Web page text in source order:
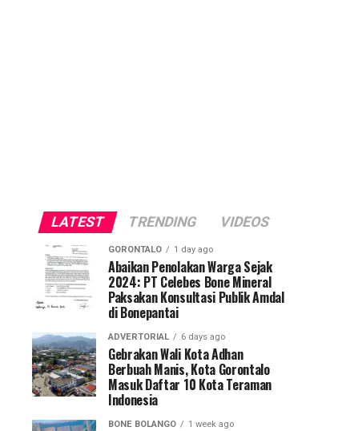
LATEST TRENDING VIDEOS
GORONTALO 1 day ago
Abaikan Penolakan Warga Sejak
2024: PT Celebes Bone Mineral
Paksakan Konsultasi Publik Amdal
di Bonepantai
ADVERTORIAL 6 days ago
Gebrakan Wali Kota Adhan
Berbuah Manis, Kota Gorontalo
Masuk Daftar 10 Kota Teraman
Indonesia
BONE BOLANGO 1 week ago